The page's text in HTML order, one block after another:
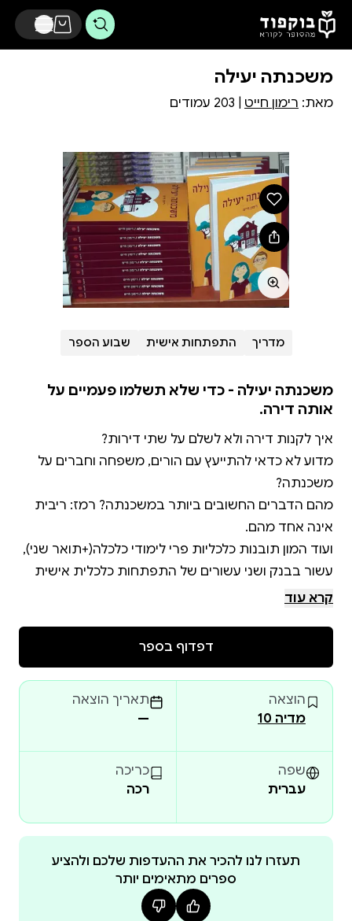
דלג לתוכן הראשי
משכנתה יעילה
מאת: רימון חייט
מדריך התפתחות אישית שבוע הספר
משכנתה יעילה - כדי שלא תשלמו פעמיים על
אותה דירה.
מדוע לא כדאי להתייעץ עם הורים, משפחה וחברים על
מהם הדברים החשובים ביותר במשכנתה? רמז: ריבית
ועוד המון תובנות כלכליות פרי לימודי כלכלה(+תואר שני),
עשור בבנק ושני עשורים של התפתחות כלכלית אישית
וייעוץ על התפתחות כלכלית למאות משפחות אחרות.
קרא עוד
דפדוף בספר
הוצאה
מדיה 10
תאריך הוצאה
—
שפה
עברית
כריכה
רכה
תעזרו לנו להכיר את ההעדפות שלכם ולהציע
ספרים מתאימים יותר